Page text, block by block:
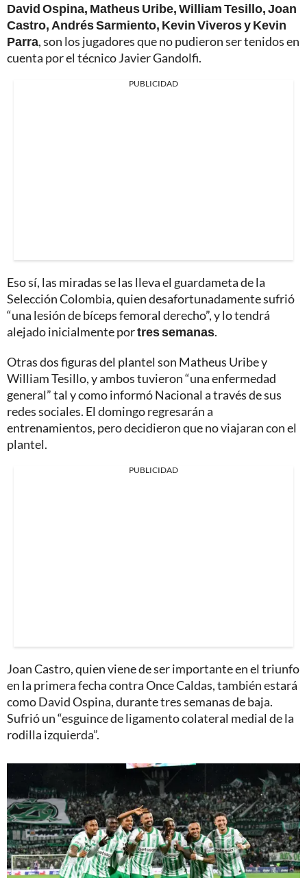
David Ospina, Matheus Uribe, William Tesillo, Joan
Castro, Andrés Sarmiento, Kevin Viveros y Kevin
Parra, son los jugadores que no pudieron ser tenidos en
cuenta por el técnico Javier Gandolfi.
PUBLICIDAD
Eso sí, las miradas se las lleva el guardameta de la
Selección Colombia, quien desafortunadamente sufrió
“una lesión de bíceps femoral derecho”, y lo tendrá
alejado inicialmente portres semanas.
Otras dos figuras del plantel son Matheus Uribe y
William Tesillo, y ambos tuvieron “una enfermedad
general” tal y como informó Nacional a través de sus
redes sociales. El domingo regresarán a
entrenamientos, pero decidieron que no viajaran con el
plantel.
PUBLICIDAD
Joan Castro, quien viene de ser importante en el triunfo
en la primera fecha contra Once Caldas, también estará
como David Ospina, durante tres semanas de baja.
Sufrió un “esguince de ligamento colateral medial de la
rodilla izquierda”.